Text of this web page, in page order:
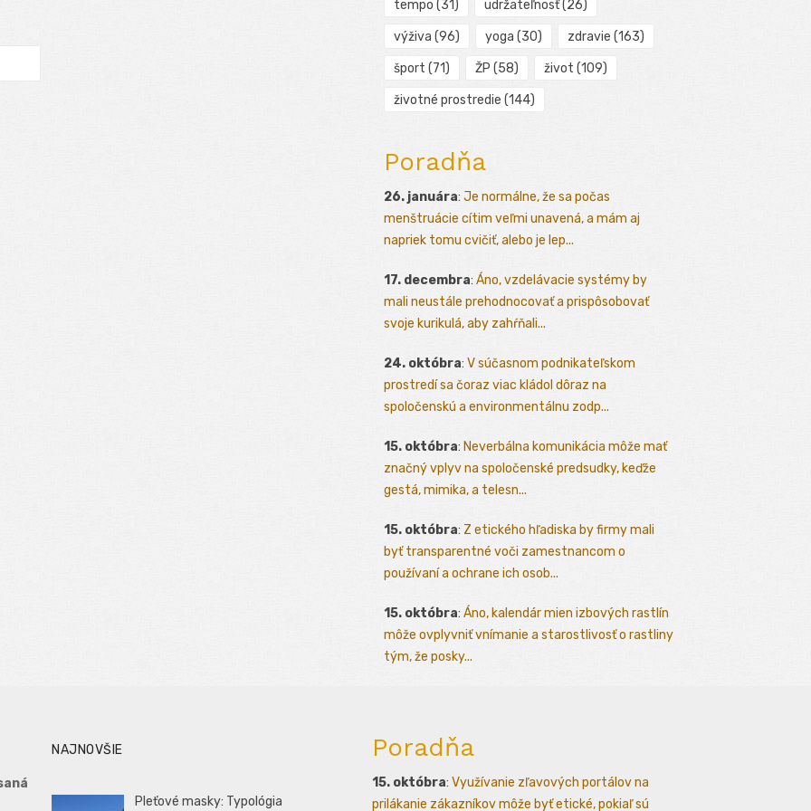
tempo (31) udržateľnosť(26)
výživa (96) yoga (30) zdravie (163)
šport (71) ŽP (58) život (109)
životné prostredie (144)
Poradňa
26. januára: Je normálne, že sa počas
menštruácie cítim veľmi unavená, a mám aj
napriek tomu cvičiť, alebo je lep...
17. decembra: Áno, vzdelávacie systémy by
mali neustále prehodnocovať a prispôsobovať
svoje kurikulá, aby zahŕňali...
24. októbra: V súčasnom podnikateľskom
prostredí sa čoraz viac kládol dôraz na
spoločenskú a environmentálnu zodp...
15. októbra: Neverbálna komunikácia môže mať
značný vplyv na spoločenské predsudky, keďže
gestá, mimika, a telesn...
15. októbra: Z etického hľadiska by firmy mali
byť transparentné voči zamestnancom o
používaní a ochrane ich osob...
15. októbra: Áno, kalendár mien izbových rastlín
môže ovplyvniť vnímanie a starostlivosť o rastliny
tým, že posky...
NAJNOVŠIE
Pleťové masky: Typológia
Poradňa
15. októbra: Využívanie zľavových portálov na
prilákanie zákazníkov môže byť etické, pokiaľ sú